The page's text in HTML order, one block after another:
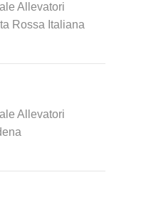
Allevatori
Rossa Italiana
Allevatori